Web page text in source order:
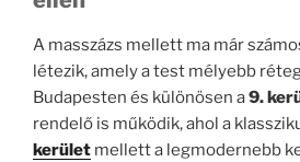
A masszázs mellett ma már
létezik, amely a test mélyebb
Budapesten és különösen a9.
rendelő is működik, ahol a
kerület mellett a legmodernebb